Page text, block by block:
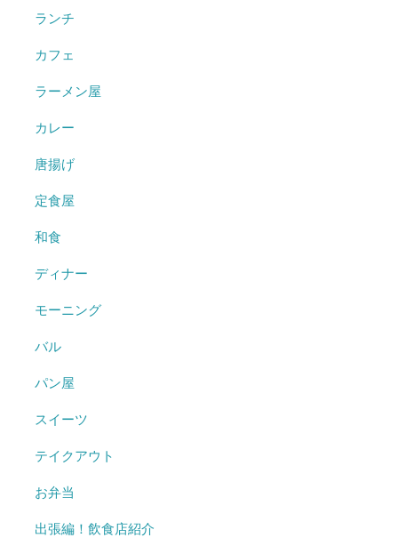
ランチ
カフェ
ラーメン屋
カレー
唐揚げ
定食屋
和食
ディナー
モーニング
バル
パン屋
スイーツ
テイクアウト
お弁当
出張編！飲食店紹介